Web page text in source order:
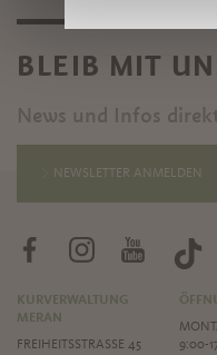
BLEIB MIT
News und Infos
NEWSLETTER ANMELDEN
KURVERWALTUNG
MERAN
FREIHEITSSTRASSE 45
9:00-